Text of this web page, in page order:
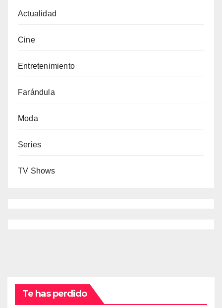
Actualidad
Cine
Entretenimiento
Farándula
Moda
Series
TV Shows
Te has perdido